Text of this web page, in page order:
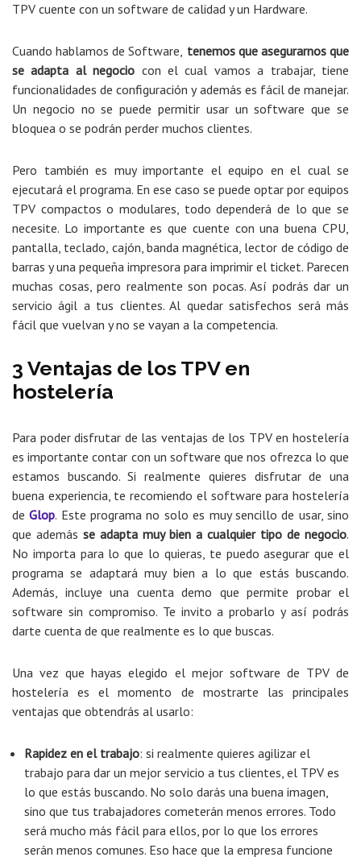
TPV cuente con un software de calidad y un Hardware.
Cuando hablamos de Software, tenemos que asegurarnos que
se adapta al negocio con el cual vamos a trabajar, tiene
funcionalidades de configuración y además es fácil de manejar.
Un negocio no se puede permitir usar un software que se
bloquea o se podrán perder muchos clientes.
Pero también es muy importante el equipo en el cual se
ejecutará el programa. En ese caso se puede optar por equipos
TPV compactos o modulares, todo dependerá de lo que se
necesite. Lo importante es que cuente con una buena CPU,
pantalla, teclado, cajón, banda magnética, lector de código de
barras y una pequeña impresora para imprimir el ticket. Parecen
muchas cosas, pero realmente son pocas. Así podrás dar un
servicio ágil a tus clientes. Al quedar satisfechos será más
fácil que vuelvan y no se vayan a la competencia.
3 Ventajas de los TPV en
hostelería
Para poder disfrutar de las ventajas de los TPV en hostelería
es importante contar con un software que nos ofrezca lo que
estamos buscando. Si realmente quieres disfrutar de una
buena experiencia, te recomiendo el software para hostelería
deGlop. Este programa no solo es muy sencillo de usar, sino
que además se adapta muy bien a cualquier tipo de negocio.
No importa para lo que lo quieras, te puedo asegurar que el
programa se adaptará muy bien a lo que estás buscando.
Además, incluye una cuenta demo que permite probar el
software sin compromiso. Te invito a probarlo y así podrás
darte cuenta de que realmente es lo que buscas.
Una vez que hayas elegido el mejor software de TPV de
hostelería es el momento de mostrarte las principales
ventajas que obtendrás al usarlo:
Rapidez en el trabajo: si realmente quieres agilizar el
trabajo para dar un mejor servicio a tus clientes, el TPV es
lo que estás buscando. No solo darás una buena imagen,
sino que tus trabajadores cometerán menos errores. Todo
será mucho más fácil para ellos, por lo que los errores
serán menos comunes. Eso hace que la empresa funcione